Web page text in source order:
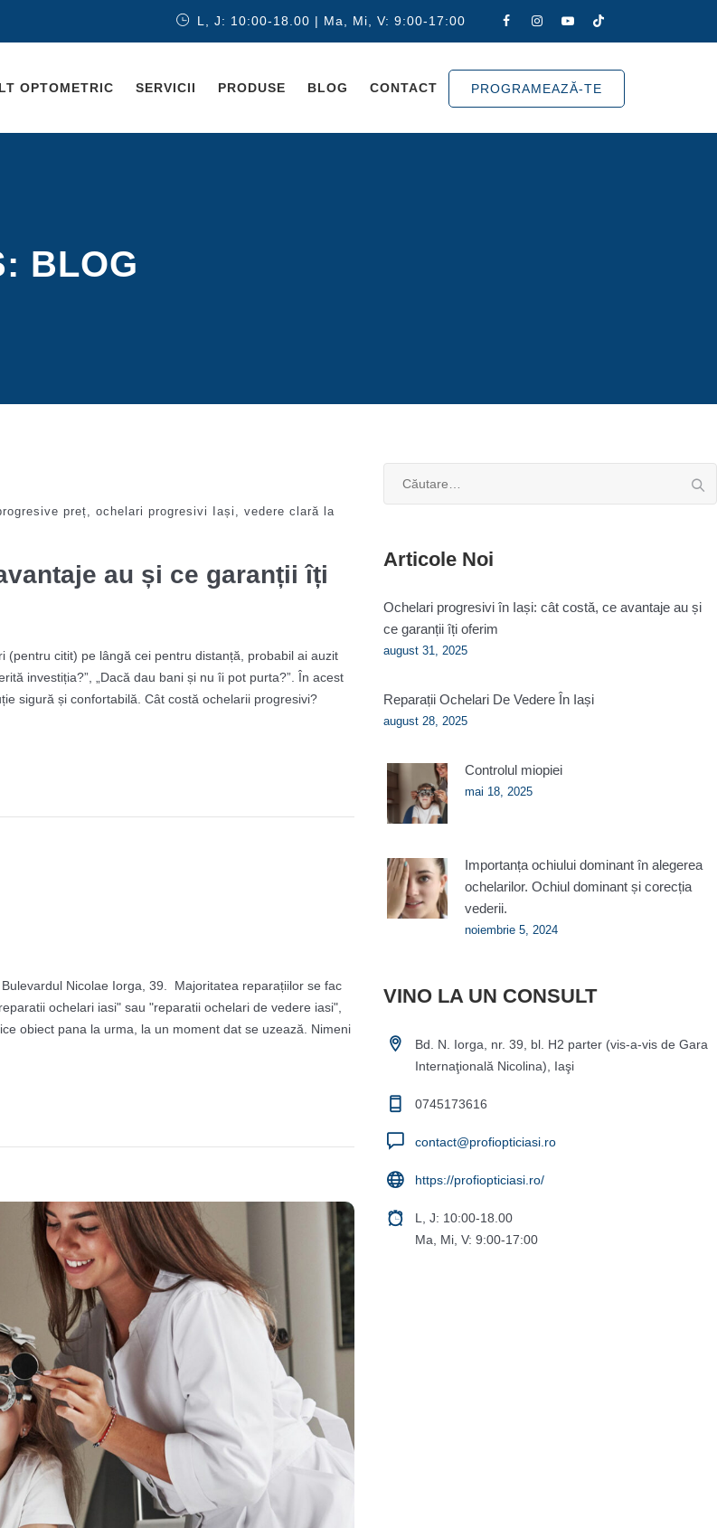
L, J: 10:00-18.00 | Ma, Mi, V: 9:00-17:00
PROGRAMEAZĂ-TE
OPTOMETRIC SERVICII PRODUSE BLOG CONTACT
BLOG
preț, ochelari progresivi Iași , vedere clară la
au și ce garanții îți
citit) pe lângă cei pentru distanță, probabil ai auzit
investiția?”, „Dacă dau bani și nu îi pot purta?”. În acest
sigură și confortabilă. Cât costă ochelarii progresivi?
Nicolae Iorga, 39. Majoritatea reparațiilor se fac
ochelari iasi" sau "reparatii ochelari de vedere iasi",
obiect pana la urma, la un moment dat se uzează. Nimeni
Articole Noi
Ochelari progresivi în Iași: cât costă, ce avantaje au și
ce garanții îți oferim
august 31, 2025
Reparații Ochelari De Vedere În Iași
august 28, 2025
Controlul miopiei
mai 18, 2025
Importanța ochiului dominant în alegerea
ochelarilor. Ochiul dominant și corecția
vederii.
noiembrie 5, 2024
VINO LA UN CONSULT
Bd. N. Iorga, nr. 39, bl. H2 parter (vis-a-vis de Gara
Internaţională Nicolina), Iaşi
0745173616
contact@profiopticiasi.ro
https://profiopticiasi.ro/
L, J: 10:00-18.00
Ma, Mi, V: 9:00-17:00